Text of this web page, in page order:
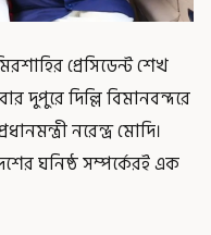
প্রেসিডেন্ট শেখ
দুপুরে দিল্লি বিমানবন্দরে
নরেন্দ্র মোদি।
ঘনিষ্ঠ সম্পর্কেরই এক